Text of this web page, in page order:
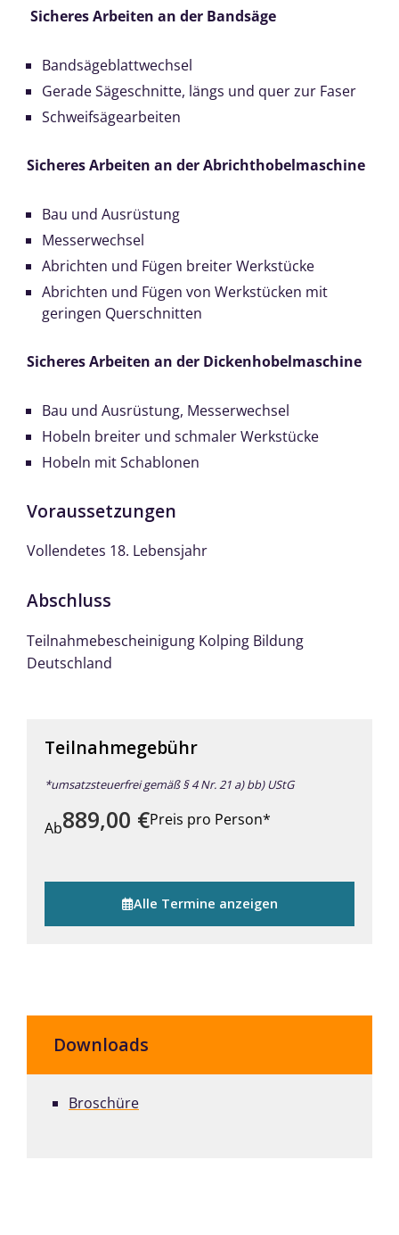
Sicheres Arbeiten an der Bandsäge
Bandsägeblattwechsel
Gerade Sägeschnitte, längs und quer zur Faser
Schweifsägearbeiten
Sicheres Arbeiten an der Abrichthobelmaschine
Bau und Ausrüstung
Messerwechsel
Abrichten und Fügen breiter Werkstücke
Abrichten und Fügen von Werkstücken mit
geringen Querschnitten
Sicheres Arbeiten an der Dickenhobelmaschine
Bau und Ausrüstung, Messerwechsel
Hobeln breiter und schmaler Werkstücke
Hobeln mit Schablonen
Voraussetzungen
Vollendetes 18. Lebensjahr
Abschluss
Teilnahmebescheinigung Kolping Bildung
Deutschland
Teilnahmegebühr
*umsatzsteuerfrei gemäß § 4 Nr. 21 a) bb) UStG
Ab889,00 €Preis pro Person*
Alle Termine anzeigen
Downloads
Broschüre